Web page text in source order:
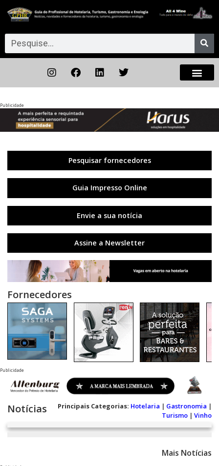
Publicidade
Pesquisar fornecedores
Guia Impresso Online
Envie a sua notícia
Assine a Newsletter
Fornecedores
Publicidade
Notícias Principais Categorias: Hotelaria | Gastronomia |
Turismo | Vinho
Mais Notícias